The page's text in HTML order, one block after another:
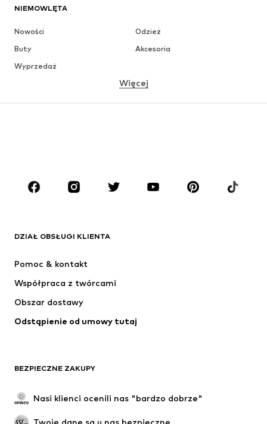
NIEMOWLĘTA
Nowości
Odzież
Buty
Akcesoria
Wyprzedaż
MARKI
Next
NAME IT
Więcej
DZIAŁ OBSŁUGI KLIENTA
Pomoc & kontakt
Współpraca z twórcami
Obszar dostawy
Odstąpienie od umowy tutaj
BEZPIECZNE ZAKUPY
Nasi klienci ocenili nas "bardzo dobrze"
Twoje dane są u nas bezpieczne